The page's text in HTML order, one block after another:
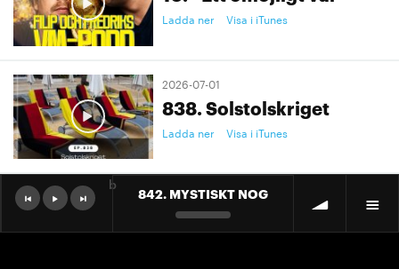
Ladda ner Visa i iTunes
2026-07-01
838. Solstolskriget
Ladda ner Visa i iTunes
2026-07-01
9. "Ett landslag att älska"
842. MYSTISKT NOG
b